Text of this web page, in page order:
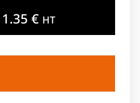
1.35 € HT